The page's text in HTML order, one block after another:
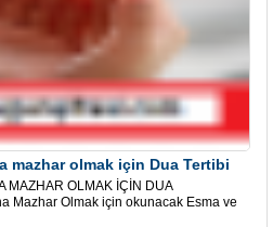
mazhar olmak için Dua Tertibi
MAZHAR OLMAK İÇİN DUA
Mazhar Olmak için okunacak Esma ve